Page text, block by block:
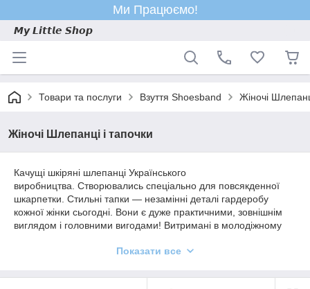
Ми Працюємо!
𝙈𝙮 𝙇𝙞𝙩𝙩𝙡𝙚 𝙎𝙝𝙤𝙥
Товари та послуги Взуття Shoesband Жіночі
Жіночі Шлепанці і тапочки
Качущі шкіряні шлепанці Українського
виробництва. Створювались спеціально для повсякденної
шкарпетки. Стильні тапки — незамінні деталі гардеробу
кожної жінки сьогодні. Вони є дуже практичними, зовнішнім
виглядом і головними вигодами! Витримані в молодіжному
Кежуал (Casual) — стиль з акцентом на зручність і
комфорт.
Показати все